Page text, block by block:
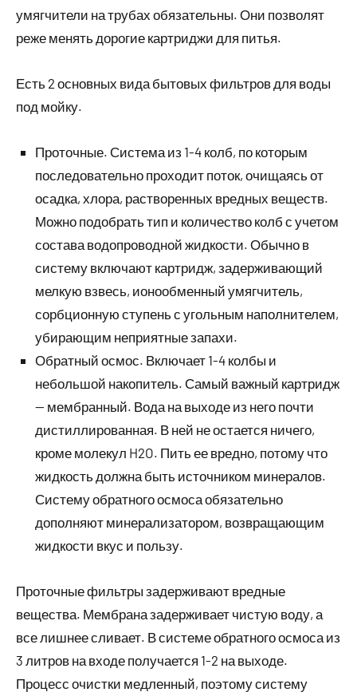
умягчители на трубах обязательны. Они позволят
реже менять дорогие картриджи для питья.
Есть 2 основных вида бытовых фильтров для воды
под мойку.
Проточные. Система из 1-4 колб, по которым
последовательно проходит поток, очищаясь от
осадка, хлора, растворенных вредных веществ.
Можно подобрать тип и количество колб с учетом
состава водопроводной жидкости. Обычно в
систему включают картридж, задерживающий
мелкую взвесь, ионообменный умягчитель,
сорбционную ступень с угольным наполнителем,
убирающим неприятные запахи.
Обратный осмос. Включает 1-4 колбы и
небольшой накопитель. Самый важный картридж
— мембранный. Вода на выходе из него почти
дистиллированная. В ней не остается ничего,
кроме молекул H2O. Пить ее вредно, потому что
жидкость должна быть источником минералов.
Систему обратного осмоса обязательно
дополняют минерализатором, возвращающим
жидкости вкус и пользу.
Проточные фильтры задерживают вредные
вещества. Мембрана задерживает чистую воду, а
все лишнее сливает. В системе обратного осмоса из
3 литров на входе получается 1-2 на выходе.
Процесс очистки медленный, поэтому систему